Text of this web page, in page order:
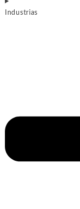
Industrias